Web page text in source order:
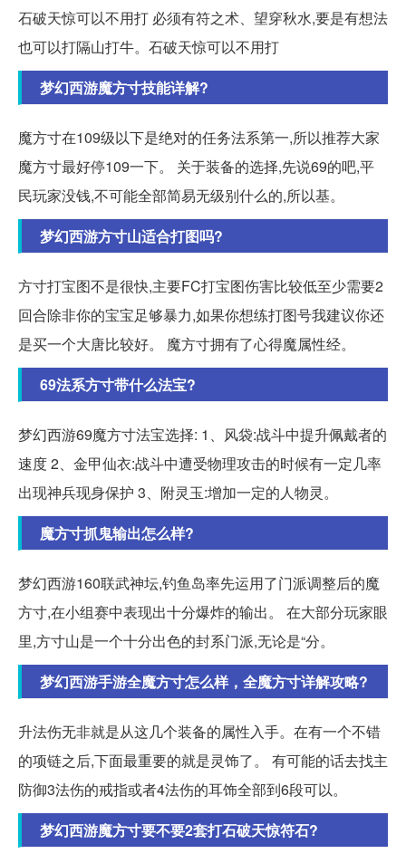
石破天惊可以不用打 必须有符之术、望穿秋水,要是有想法
也可以打隔山打牛。石破天惊可以不用打
梦幻西游魔方寸技能详解?
魔方寸在109级以下是绝对的任务法系第一,所以推荐大家
魔方寸最好停109一下。 关于装备的选择,先说69的吧,平
民玩家没钱,不可能全部简易无级别什么的,所以基。
梦幻西游方寸山适合打图吗?
方寸打宝图不是很快,主要FC打宝图伤害比较低至少需要2
回合除非你的宝宝足够暴力,如果你想练打图号我建议你还
是买一个大唐比较好。 魔方寸拥有了心得魔属性经。
69法系方寸带什么法宝?
梦幻西游69魔方寸法宝选择: 1、风袋:战斗中提升佩戴者的
速度 2、金甲仙衣:战斗中遭受物理攻击的时候有一定几率
出现神兵现身保护 3、附灵玉:增加一定的人物灵。
魔方寸抓鬼输出怎么样?
梦幻西游160联武神坛,钓鱼岛率先运用了门派调整后的魔
方寸,在小组赛中表现出十分爆炸的输出。 在大部分玩家眼
里,方寸山是一个十分出色的封系门派,无论是“分。
梦幻西游手游全魔方寸怎么样，全魔方寸详解攻略?
升法伤无非就是从这几个装备的属性入手。在有一个不错
的项链之后,下面最重要的就是灵饰了。 有可能的话去找主
防御3法伤的戒指或者4法伤的耳饰全部到6段可以。
梦幻西游魔方寸要不要2套打石破天惊符石?